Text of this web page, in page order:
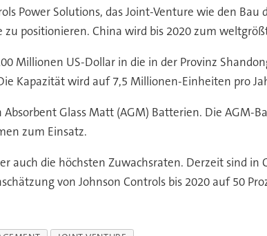
Power Solutions, das Joint-Venture wie den
positionieren. China wird bis 2020 zum
Millionen US-Dollar in die in der Provinz
Kapazität wird auf 7,5 Millionen-Einheiten pro
Glass Matt (AGM) Batterien. Die AGM-
zum Einsatz.
auch die höchsten Zuwachsraten. Derzeit sind in
von Johnson Controls bis 2020 auf 50